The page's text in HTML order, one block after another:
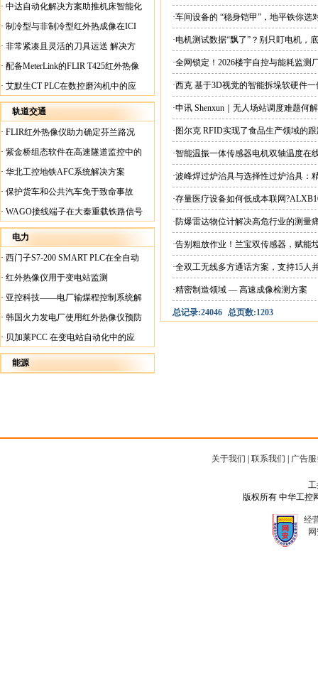
· 中达自动化解决方案助推机床智能化
升级
· 制冷型与非制冷型红外热成像在ICI
工厂内完美配合
· 非常紧凑且灵活的刀具运送 解决方
案
· 配备MeterLink的FLIR T425红外热像
仪帮助Medite Europe Ltd加快红外检测
工作速度
· 艾默生CT PLC在数控磨沟机中的应
用
轨道交通
· FLIR红外热像仪助力确定芬兰路况
· 紫金桥组态软件在高速隧道监控中的
应用
· 华北工控地铁AFC系统解决方案
· 保护货车和公共汽车免于致命事故
· WAGO接线端子在大秦重载铁路信号
楼设备中的应用
电力
· 西门子S7-200 SMART PLC在全自动
蓄电池短路内阻检测机上的应用
· 红外热像仪用于变电站监测
· 亚控科技——电厂输煤程控制系统解
决方案
· 韩国火力发电厂使用红外热像仪预防
火灾
· 贝加莱PCC 在变电站自动化中的应
用
能源
·车间设备的 “稳身铠甲”，地平铁你选
·电机测试数据“飘了”？别只盯电机，
·全网锁定！2026楼宇自控与能耗监
·西克 基于3D视觉的智能拆垛软硬件
·申讯 Shenxun｜无人场站调度难题何
·图尔克 RFID实现了食品生产领域的
·智能温振一体传感器电机双轴温度在
·波峰焊过炉治具与选择性过炉治具：
·存量医疗设备如何低成本联网
·防爆雷达物位计解决高危行业的测量
·告别粗放作业！兰宝双传感器，赋能
·全双工无线多方通话方案，支持15人
·精密制造领域 — 高速成像检测方案
总记录:24046 总页数:1203
关于我们 联系我们 广告
工
版权所有 中华工控
经